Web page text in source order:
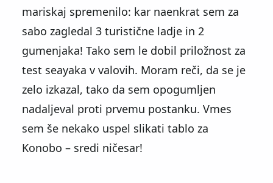
mariskaj spremenilo: kar naenkrat sem za
sabo zagledal 3 turistične ladje in 2
gumenjaka! Tako sem le dobil priložnost za
test seayaka v valovih. Moram reči, da se je
zelo izkazal, tako da sem opogumljen
nadaljeval proti prvemu postanku. Vmes
sem še nekako uspel slikati tablo za
Konobo – sredi ničesar!